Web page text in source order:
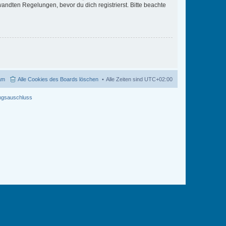
Regelungen, bevor du dich registrierst. Bitte beachte
Alle Zeiten sind UTC+02:00
Alle Cookies des Boards löschen